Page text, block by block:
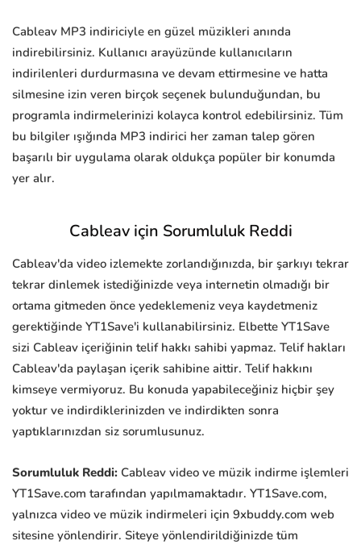
Cableav MP3 indiriciyle en güzel müzikleri anında
indirebilirsiniz. Kullanıcı arayüzünde kullanıcıların
indirilenleri durdurmasına ve devam ettirmesine ve hatta
silmesine izin veren birçok seçenek bulunduğundan, bu
programla indirmelerinizi kolayca kontrol edebilirsiniz. Tüm
bu bilgiler ışığında MP3 indirici her zaman talep gören
başarılı bir uygulama olarak oldukça popüler bir konumda
yer alır.
Cableav için Sorumluluk Reddi
Cableav'da video izlemekte zorlandığınızda, bir şarkıyı tekrar
tekrar dinlemek istediğinizde veya internetin olmadığı bir
ortama gitmeden önce yedeklemeniz veya kaydetmeniz
gerektiğinde YT1Save'i kullanabilirsiniz. Elbette YT1Save
sizi Cableav içeriğinin telif hakkı sahibi yapmaz. Telif hakları
Cableav'da paylaşan içerik sahibine aittir. Telif hakkını
kimseye vermiyoruz. Bu konuda yapabileceğiniz hiçbir şey
yoktur ve indirdiklerinizden ve indirdikten sonra
yaptıklarınızdan siz sorumlusunuz.
Sorumluluk Reddi: Cableav video ve müzik indirme işlemleri
YT1Save.com tarafından yapılmamaktadır. YT1Save.com,
yalnızca video ve müzik indirmeleri için 9xbuddy.com web
sitesine yönlendirir. Siteye yönlendirildiğinizde tüm